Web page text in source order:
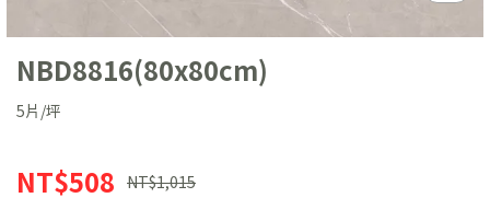
NBD8816(80x80cm)
5片/坪
NT$508 NT$1,015